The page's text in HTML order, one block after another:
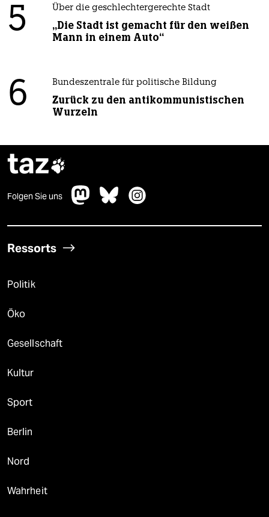
5 Über die geschlechtergerechte Stadt
„Die Stadt ist gemacht für den weißen
Mann in einem Auto“
6 Bundeszentrale für politische Bildung
Zurück zu den antikommunistischen
Wurzeln
taz
Folgen Sie uns
Ressorts
Politik
Öko
Gesellschaft
Kultur
Sport
Berlin
Nord
Wahrheit